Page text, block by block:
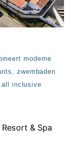
moderne
zwembaden
inclusive